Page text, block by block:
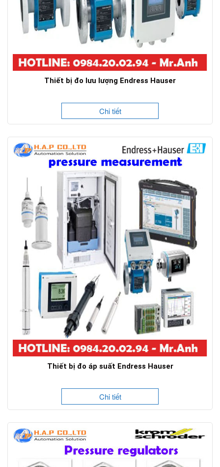
Thiết bị đo lưu lượng Endress Hauser
Chi tiết
Thiết bị đo áp suất Endress Hauser
Chi tiết